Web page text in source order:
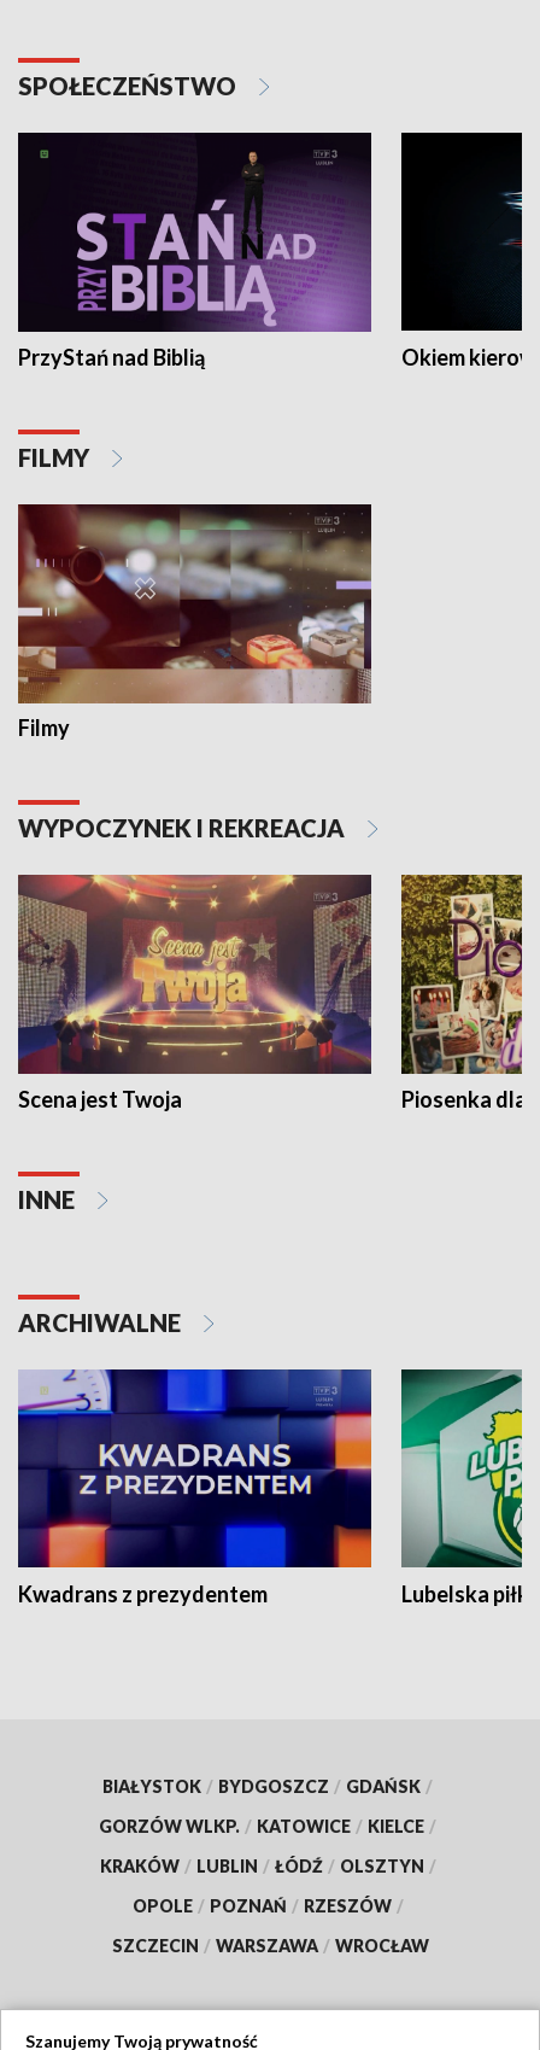
SPOŁECZEŃSTWO
PrzyStań nad Biblią Okiem
FILMY
Filmy
WYPOCZYNEK I REKREACJA
Scena jest Twoja Piosenka dla
INNE
ARCHIWALNE
Kwadrans z prezydentem Lubelska piłka
BIAŁYSTOK / BYDGOSZCZ / GDAŃSK /
GORZÓW WLKP. / KATOWICE / KIELCE /
KRAKÓW / LUBLIN / ŁÓDŹ / OLSZTYN /
OPOLE / POZNAŃ / RZESZÓW /
SZCZECIN / WARSZAWA / WROCŁAW
Szanujemy Twoją prywatność